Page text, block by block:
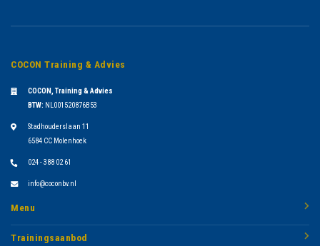
COCON Training & Advies
COCON, Training & Advies
BTW: NL001520876B53
Stadhouderslaan 11
6584 CC Molenhoek
024 - 388 02 61
info@coconbv.nl
Menu
Trainingsaanbod